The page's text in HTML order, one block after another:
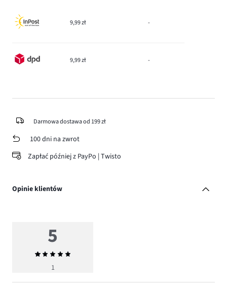
9,99 zł -
9,99 zł -
Darmowa dostawa od 199 zł
100 dni na zwrot
Zapłać później z PayPo | Twisto
Opinie klientów
5
Średnia
ocena
1